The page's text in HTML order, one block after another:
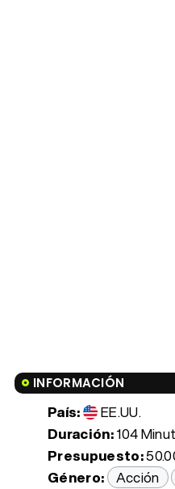
INFORMACIÓN
País:
EE.UU.
Duración:104
Presupuesto:
Género: Acción